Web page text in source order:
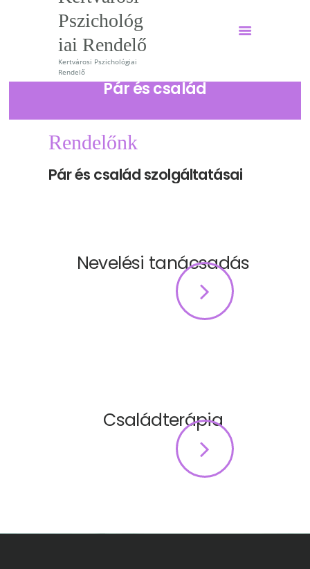
Pszichológ
iai Rendelő
Kertvárosi Pszichológiai
Rendelő
Pár és család
Kertvárosi Pszichológiai
Rendelő
Főoldal
Tudomány
Rendelőnk
Pár és család szolgáltatásai
Nevelési tanácsadás
Családterápia